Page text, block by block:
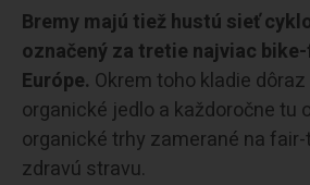
Bremy majú tiež hustú sieť
označený za tretie najviac
Európe. Okrem toho kladie
organické jedlo a každoročne tu
organické trhy zamerané na
zdravú stravu.